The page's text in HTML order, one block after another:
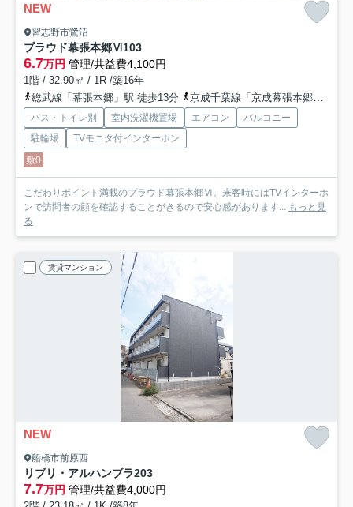
NEW
習志野市鷺沼
プラウド幕張本郷Ⅵ103
6.7万円 管理/共益費4,100円
1階 / 32.90㎡ / 1R /築16年
総武線「幕張本郷」駅 徒歩13分
京成千葉線「京成幕張本郷」駅 徒歩12分
バス・トイレ別 室内洗濯機置場 エアコン
バルコニー
駐輪場
TVモニタ付インターホン
敷0
こだわりポイント満載のプラウド幕張本郷Ⅵ。来客時にはTVインターホ
ンで訪問者の顔を確認することがきるので安心感があります...
もっと見
る
賃貸マンション
NEW
船橋市前原西
リブリ・アルハンブラ203
7.7万円 管理/共益費4,000円